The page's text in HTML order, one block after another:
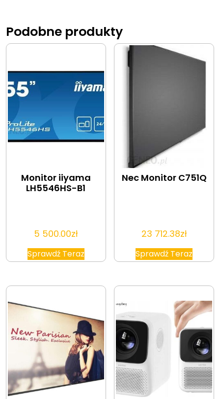
Podobne produkty
Monitor iiyama
LH5546HS-B1
5 500.00zł
Sprawdź Teraz
Nec Monitor C751Q
23 712.38zł
Sprawdź Teraz